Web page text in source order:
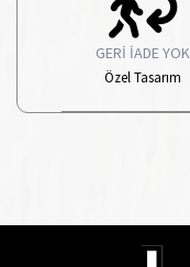
GERİ İADE YOK
Özel Tasarım